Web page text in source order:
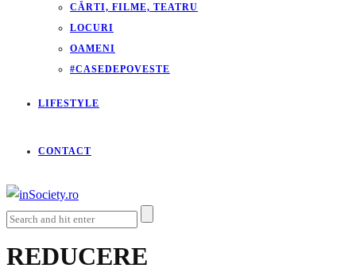
CĂRTI, FILME, TEATRU
LOCURI
OAMENI
#CASEDEPOVESTE
LIFESTYLE
CONTACT
REDUCERE